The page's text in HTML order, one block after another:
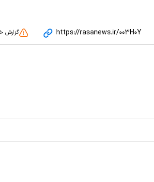
https://rasanews.ir/003H0Y گزارش